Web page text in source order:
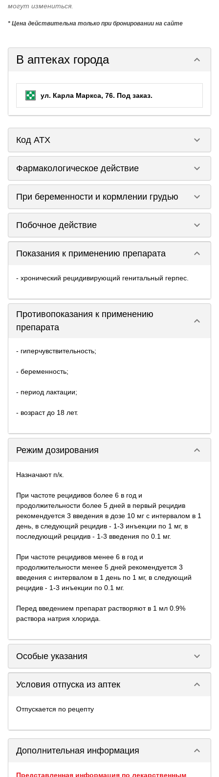
могут измениться.
* Цена действительна только при бронировании на сайте
В аптеках города keyboard_arrow_down
ул. Карла Маркса, 76. Под заказ.
Код ATX keyboard_arrow_down
Фармакологическое действие keyboard_arrow_down
При беременности и кормлении грудью keyboard_arrow_down
Побочное действие keyboard_arrow_down
Показания к применению препарата keyboard_arrow_down
- хронический рецидивирующий генитальный герпес.
Противопоказания к применению
препарата
keyboard_arrow_down
- гиперчувствительность;
- беременность;
- период лактации;
- возраст до 18 лет.
Режим дозирования keyboard_arrow_down
Назначают п/к.
При частоте рецидивов более 6 в год и
продолжительности более 5 дней в первый рецидив
рекомендуется 3 введения в дозе 10 мг с интервалом в 1
день, в следующий рецидив - 1-3 инъекции по 1 мг, в
последующий рецидив - 1-3 введения по 0.1 мг.
При частоте рецидивов менее 6 в год и
продолжительности менее 5 дней рекомендуется 3
введения с интервалом в 1 день по 1 мг, в следующий
рецидив - 1-3 инъекции по 0.1 мг.
Перед введением препарат растворяют в 1 мл 0.9%
раствора натрия хлорида.
Особые указания keyboard_arrow_down
Условия отпуска из аптек keyboard_arrow_down
Отпускается по рецепту
Дополнительная информация keyboard_arrow_down
Представленная информация по лекарственным